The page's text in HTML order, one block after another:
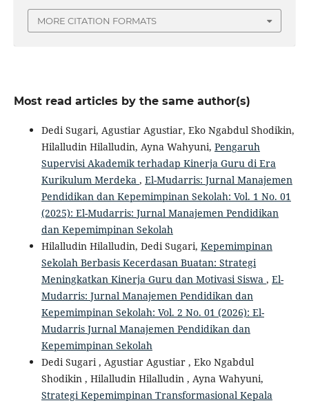
MORE CITATION FORMATS
Most read articles by the same author(s)
Dedi Sugari, Agustiar Agustiar, Eko Ngabdul Shodikin,
Hilalludin Hilalludin, Ayna Wahyuni, Pengaruh
Supervisi Akademik terhadap Kinerja Guru di Era
Kurikulum Merdeka , El-Mudarris: Jurnal Manajemen
Pendidikan dan Kepemimpinan Sekolah: Vol. 1 No. 01
(2025): El-Mudarris: Jurnal Manajemen Pendidikan
dan Kepemimpinan Sekolah
Hilalludin Hilalludin, Dedi Sugari, Kepemimpinan
Sekolah Berbasis Kecerdasan Buatan: Strategi
Meningkatkan Kinerja Guru dan Motivasi Siswa , El-
Mudarris: Jurnal Manajemen Pendidikan dan
Kepemimpinan Sekolah: Vol. 2 No. 01 (2026): El-
Mudarris Jurnal Manajemen Pendidikan dan
Kepemimpinan Sekolah
Dedi Sugari , Agustiar Agustiar , Eko Ngabdul
Shodikin , Hilalludin Hilalludin , Ayna Wahyuni,
Strategi Kepemimpinan Transformasional Kepala